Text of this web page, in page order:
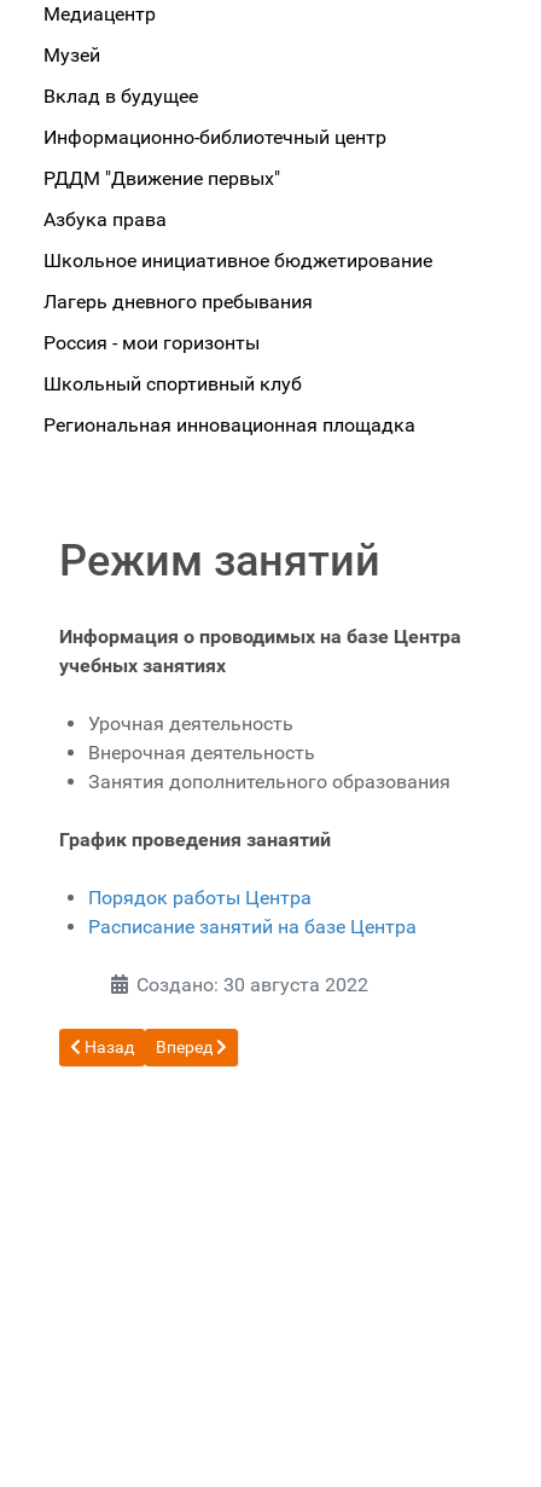
Медиацентр
Музей
Вклад в будущее
Информационно-библиотечный центр
РДДМ "Движение первых"
Азбука права
Школьное инициативное бюджетирование
Лагерь дневного пребывания
Россия - мои горизонты
Школьный спортивный клуб
Региональная инновационная площадка
Режим занятий
Информация о проводимых на базе Центра
учебных занятиях
Урочная деятельность
Внерочная деятельность
Занятия дополнительного образования
График проведения занаятий
Порядок работы Центра
Расписание занятий на базе Центра
Создано: 30 августа 2022
Предыдущий: Обратная связь
Назад Следующий: Дополнительная информация
Вперед